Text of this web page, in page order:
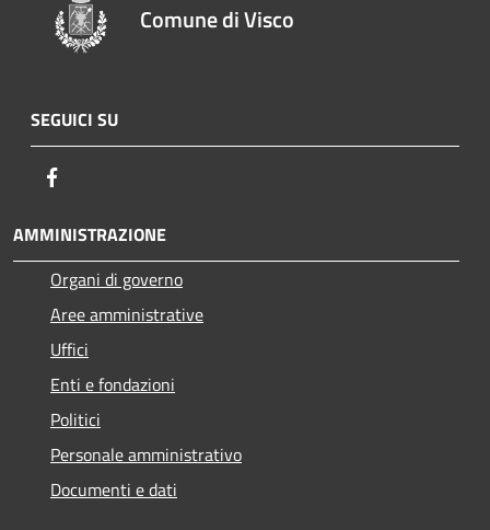
Comune di Visco
SEGUICI SU
AMMINISTRAZIONE
Organi di governo
Aree amministrative
Uffici
Enti e fondazioni
Politici
Personale amministrativo
Documenti e dati